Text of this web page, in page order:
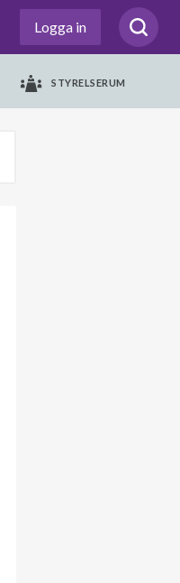
Logga in
STYRELSERUM